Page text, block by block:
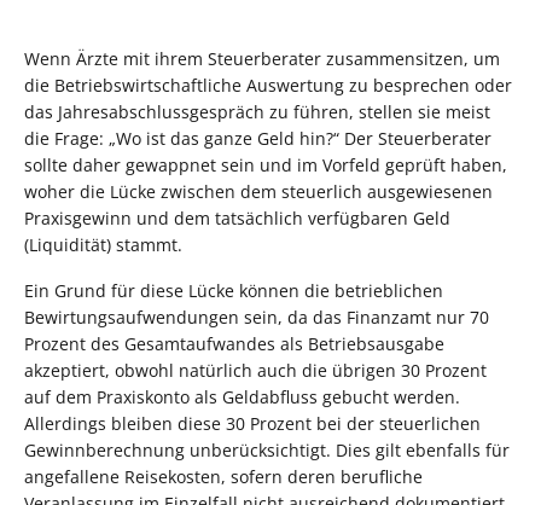
Wenn Ärzte mit ihrem Steuerberater zusammensitzen, um
die Betriebswirtschaftliche Auswertung zu besprechen oder
das Jahresabschlussgespräch zu führen, stellen sie meist
die Frage: „Wo ist das ganze Geld hin?“ Der Steuerberater
sollte daher gewappnet sein und im Vorfeld geprüft haben,
woher die Lücke zwischen dem steuerlich ausgewiesenen
Praxisgewinn und dem tatsächlich verfügbaren Geld
(Liquidität) stammt.
Ein Grund für diese Lücke können die betrieblichen
Bewirtungsaufwendungen sein, da das Finanzamt nur 70
Prozent des Gesamtaufwandes als Betriebsausgabe
akzeptiert, obwohl natürlich auch die übrigen 30 Prozent
auf dem Praxiskonto als Geldabfluss gebucht werden.
Allerdings bleiben diese 30 Prozent bei der steuerlichen
Gewinnberechnung unberücksichtigt. Dies gilt ebenfalls für
angefallene Reisekosten, sofern deren berufliche